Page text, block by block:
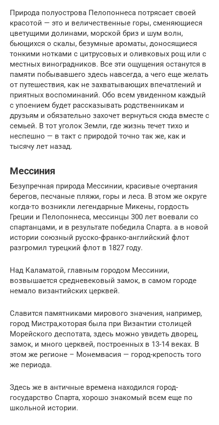
Природа полуострова Пелопоннеса потрясает своей
красотой — это и величественные горы, сменяющиеся
цветущими долинами, морской бриз и шум волн,
бьющихся о скалы, безумные ароматы, доносящиеся
тонкими нотками с цитрусовых и оливковых рощ или с
местных виноградников. Все эти ощущения останутся в
памяти побывавшего здесь навсегда, а чего еще желать
от путешествия, как не захватывающих впечатлений и
приятных воспоминаний. Обо всем увиденном каждый
с упоением будет рассказывать родственникам и
друзьям и обязательно захочет вернуться сюда вместе с
семьей. В тот уголок Земли, где жизнь течет тихо и
неспешно — в такт с природой точно так же, как и
тысячу лет назад.
Мессиния
Безупречная природа Мессинии, красивые очертания
берегов, песчаные пляжи, горы и леса. В этом же округе
когда-то возникли легендарные Микены, гордость
Греции и Пелопоннеса, мессинцы 300 лет воевали со
спартанцами, и в результате победила Спарта. а в новой
истории союзный русско-франко-английский флот
разгромил турецкий флот в 1827 году.
Над Каламатой, главным городом Мессинии,
возвышается средневековый замок, в самом городе
немало византийских церквей.
Славится памятниками мирового значения, например,
город Мистра,которая была при Византии столицей
Морейского деспотата, здесь можно увидеть дворец,
замок, и много церквей, построенных в 13-14 веках. В
этом же регионе – Монемвасия — город-крепость того
же периода.
Здесь же в античные времена находился город-
государство Спарта, хорошо знакомый всем еще по
школьной истории.